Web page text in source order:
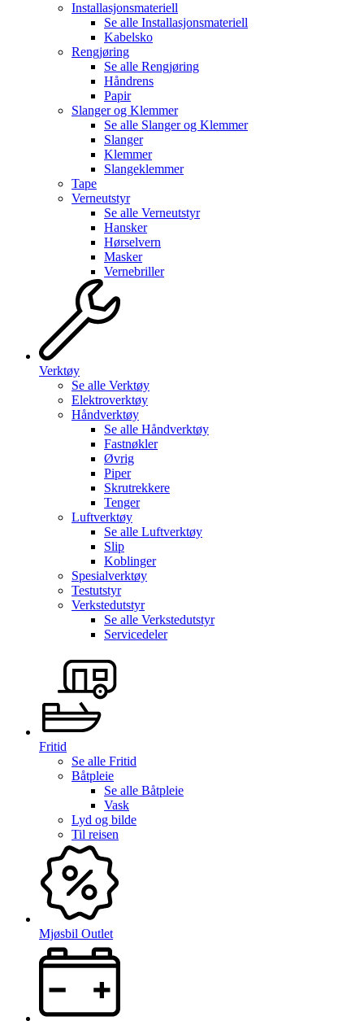
Installasjonsmateriell
Se alle Installasjonsmateriell
Kabelsko
Rengjøring
Se alle Rengjøring
Håndrens
Papir
Slanger og Klemmer
Se alle Slanger og Klemmer
Slanger
Klemmer
Slangeklemmer
Tape
Verneutstyr
Se alle Verneutstyr
Hansker
Hørselvern
Masker
Vernebriller
Verktøy
Se alle Verktøy
Elektroverktøy
Håndverktøy
Se alle Håndverktøy
Fastnøkler
Øvrig
Piper
Skrutrekkere
Tenger
Luftverktøy
Se alle Luftverktøy
Slip
Koblinger
Spesialverktøy
Testutstyr
Verkstedutstyr
Se alle Verkstedutstyr
Servicedeler
Fritid
Se alle Fritid
Båtpleie
Se alle Båtpleie
Vask
Lyd og bilde
Til reisen
Mjøsbil Outlet